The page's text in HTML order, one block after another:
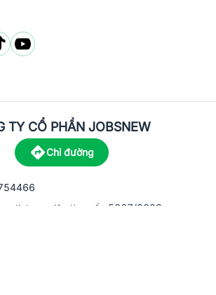
TY CỔ PHẦN JOBSNEW
Chỉ đường
dịch vụ việc làm số:
5867/2023